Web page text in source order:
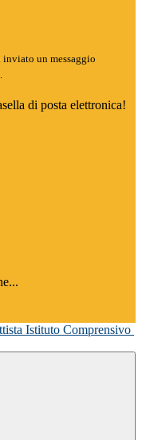
inviato un messaggio
di posta elettronica!
Istituto Comprensivo